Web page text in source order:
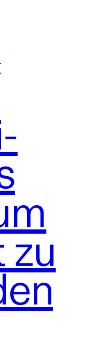
zu